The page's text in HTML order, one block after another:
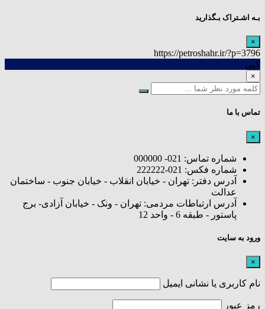
بـه اشـتراک بـگذارید
×
https://petroshahr.ir/?p=3796
کپی
×
تماس با ما
×
شماره تماس: 021- 000000
شماره فکس: 021-222222
آدرس دفتر: تهران - خیابان انقلاب - خیابان جنوب - ساختمان
عدالت
آدرس ارتباطات مردمی: تهران - ونک - خیابان آزادی- برج
پاستور - طبقه 6 - واحد 12
ورود به سایت
×
نام کاربری یا نشانی ایمیل
رمز عبور